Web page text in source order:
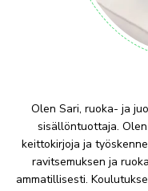
Olen Sari, ruoka- ja
sisällöntuottaja.
keittokirjoja ja
ravitsemuksen ja
ammatillisesti.